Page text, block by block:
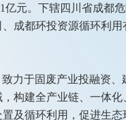
亿元。下辖四川省成都
成都环投资源循环利用
力于固废产业投融资
构建全产业链、一体
及循环利用，促进生态